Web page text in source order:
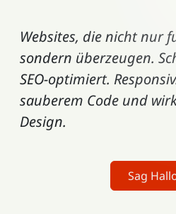
Websites, die nicht nur
sondern überzeugen.
SEO-optimiert.
sauberem Code und
Design.
Sag